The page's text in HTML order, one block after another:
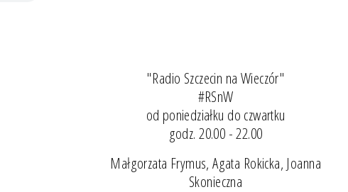
"Radio Szczecin na Wieczór"
#RSnW
od poniedziałku do czwartku
godz. 20.00 - 22.00
Małgorzata Frymus, Agata Rokicka, Joanna
Skonieczna